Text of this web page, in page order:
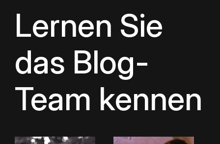
Lernen Sie
das Blog-
Team kennen